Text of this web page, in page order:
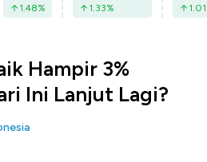
1.48% 1.33% 1.01
Hampir 3%
Ini Lanjut Lagi?